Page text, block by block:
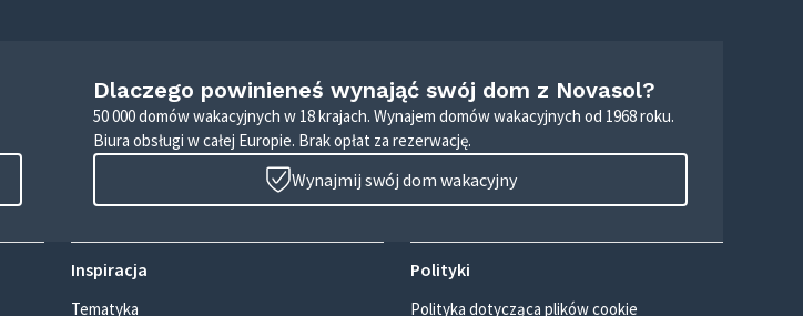
Dlaczego powinieneś wynająć swój dom z Novasol?
50 000 domów wakacyjnych w 18 krajach. Wynajem domów wakacyjnych od 1968 roku.
Biura obsługi w całej Europie. Brak opłat za rezerwację.
Wynajmij swój dom wakacyjny
Inspiracja
Tematyka
Polityki
Polityka dotycząca plików cookie